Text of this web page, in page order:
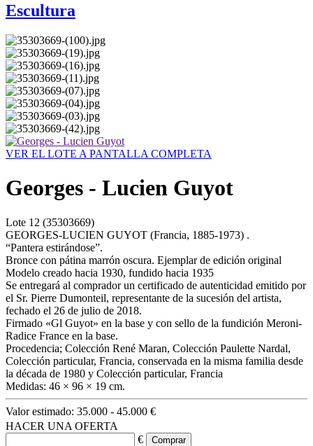
Escultura
VER EL LOTE A PANTALLA COMPLETA
Georges - Lucien Guyot
Lote 12 (35303669)
GEORGES-LUCIEN GUYOT (Francia, 1885-1973) .
“Pantera estirándose”.
Bronce con pátina marrón oscura. Ejemplar de edición original
Modelo creado hacia 1930, fundido hacia 1935
Se entregará al comprador un certificado de autenticidad emitido por
el Sr. Pierre Dumonteil, representante de la sucesión del artista,
fechado el 26 de julio de 2018.
Firmado «Gl Guyot» en la base y con sello de la fundición Meroni-
Radice France en la base.
Procedencia; Colección René Maran, Colección Paulette Nardal,
Colección particular, Francia, conservada en la misma familia desde
la década de 1980 y Colección particular, Francia
Medidas: 46 × 96 × 19 cm.
Valor estimado: 35.000 - 45.000 €
HACER UNA OFERTA
€